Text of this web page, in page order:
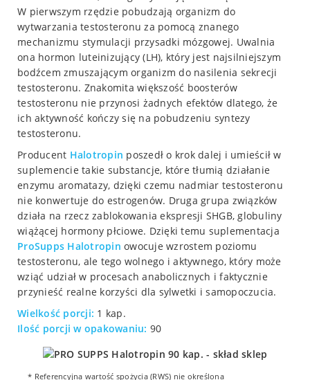
W pierwszym rzędzie pobudzają organizm do
wytwarzania testosteronu za pomocą znanego
mechanizmu stymulacji przysadki mózgowej. Uwalnia
ona hormon luteinizujący (LH), który jest najsilniejszym
bodźcem zmuszającym organizm do nasilenia sekrecji
testosteronu. Znakomita większość boosterów
testosteronu nie przynosi żadnych efektów dlatego, że
ich aktywność kończy się na pobudzeniu syntezy
testosteronu.
Producent Halotropin poszedł o krok dalej i umieścił w
suplemencie takie substancje, które tłumią działanie
enzymu aromatazy, dzięki czemu nadmiar testosteronu
nie konwertuje do estrogenów. Druga grupa związków
działa na rzecz zablokowania ekspresji SHGB, globuliny
wiążącej hormony płciowe. Dzięki temu suplementacja
ProSupps Halotropin owocuje wzrostem poziomu
testosteronu, ale tego wolnego i aktywnego, który może
wziąć udział w procesach anabolicznych i faktycznie
przynieść realne korzyści dla sylwetki i samopoczucia.
Wielkość porcji: 1 kap.
Ilość porcji w opakowaniu: 90
* Referencyjna wartość spożycia (RWS) nie określona